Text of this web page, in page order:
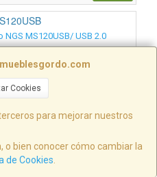
MS120USB/ USB 2.0
€
Cookies
para mejorar nuestros
bien conocer cómo cambiar la
de Cookies